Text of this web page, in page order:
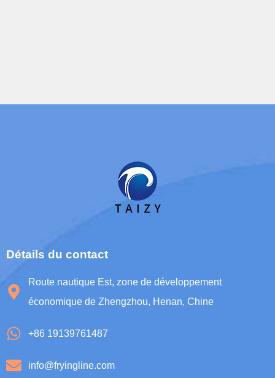
Détails du contact
Route nautique Est, zone de développement
économique de Zhengzhou, Henan, Chine
+86 19139761487
info@fryingline.com